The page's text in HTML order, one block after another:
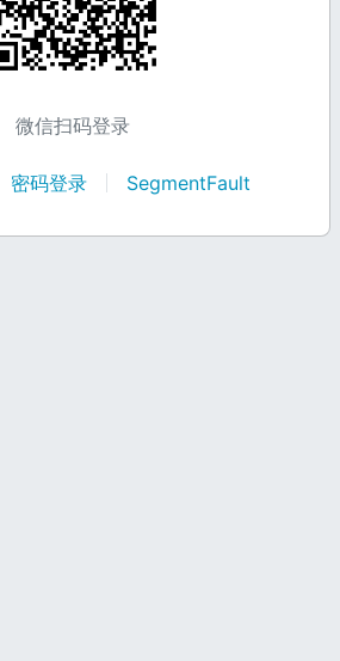
微信扫码登录
密码登录 SegmentFault